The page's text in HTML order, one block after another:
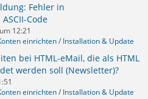
Fehler in
Code
12:21
einrichten / Installation & Update
bei HTML-eMail, die als HTML
werden soll (Newsletter)?
einrichten / Installation & Update